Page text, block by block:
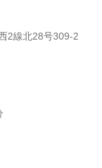
2線北28号309-2